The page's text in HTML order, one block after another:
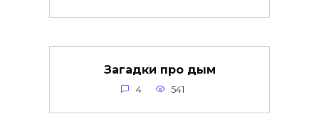
Загадки про дым
4 541